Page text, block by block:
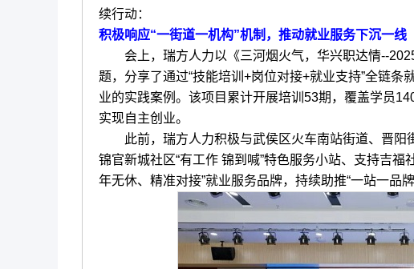
续行动：
积极响应“一街道一机构”机制，推动就业服务下沉一线
会上，瑞方人力以《三河烟火气，华兴职达情--
题，分享了通过“技能培训+岗位对接+就业支持”全链条
业的实践案例。该项目累计开展培训53期，覆盖学员
实现自主创业。
此前，瑞方人力积极与武侯区火车南站街道、晋阳
锦官新城社区“有工作 锦到喊”特色服务小站、支持吉
年无休、精准对接”就业服务品牌，持续助推“一站一品